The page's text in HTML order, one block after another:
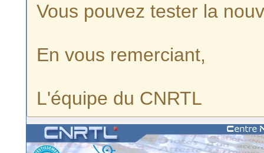
Vous pouvez tester la
En vous remerciant,
L'équipe du CNRTL